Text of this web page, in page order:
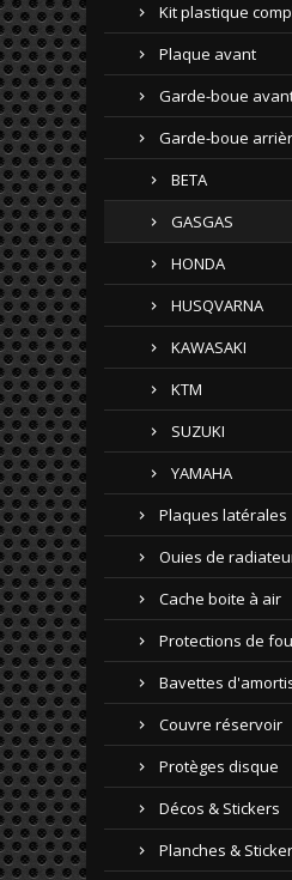
Kit plastique
Plaque avant
Garde-boue
Garde-boue
BETA
GASGAS
HONDA
HUSQVARNA
KAWASAKI
KTM
SUZUKI
YAMAHA
Plaques latérales
Ouies de
Cache boite à air
Protections de
Bavettes
Couvre réservoir
Protèges disque
Décos & Stickers
Planches &